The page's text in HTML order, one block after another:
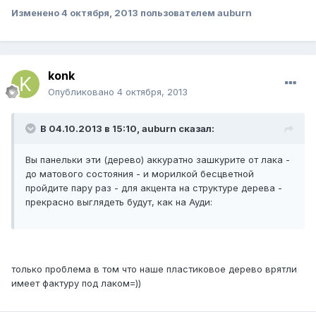
Изменено4 октября, 2013 пользователем auburn
konk
Опубликовано 4 октября, 2013
В 04.10.2013 в 15:10, auburn сказал:
Вы панельки эти (дерево) аккуратно зашкурите от лака -
до матового состояния - и морилкой бесцветной
пройдите пару раз - для акцента на структуре дерева -
прекрасно выглядеть будут, как на Ауди:
только проблема в том что наше пластиковое дерево врятли
имеет фактуру под лаком=))